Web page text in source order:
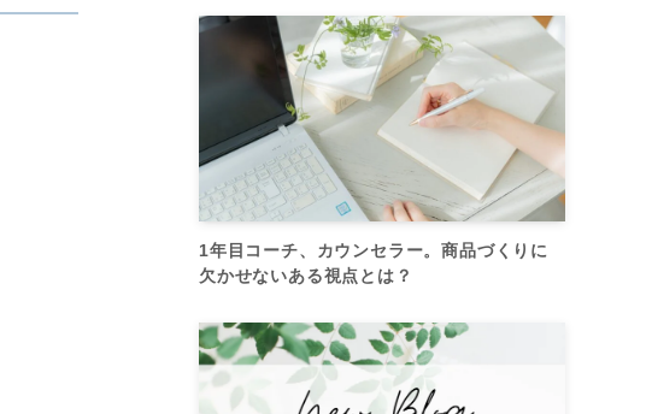
1年目コーチ、カウンセラー。商品づくりに
欠かせないある視点とは？